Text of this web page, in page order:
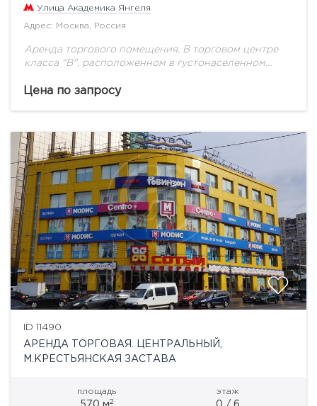
Улица Академика Янгеля
Адрес: Москва, Россия
Аренда торгового помещения. В торговом центре
класса "В", расположенном в густонаселенном
сдается в аренду торговое помещение пл. 776,9 м2.
Цена по запросу
ID 11490
АРЕНДА ТОРГОВАЯ. ЦЕНТРАЛЬНЫЙ,
М.КРЕСТЬЯНСКАЯ ЗАСТАВА
площадь
570 м2
этаж
0 / 6